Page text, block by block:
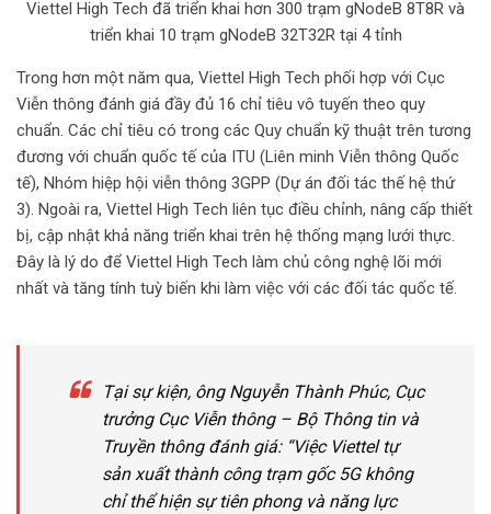
Viettel High Tech đã triển khai hơn 300 trạm gNodeB 8T8R và
triển khai 10 trạm gNodeB 32T32R tại 4 tỉnh
Trong hơn một năm qua, Viettel High Tech phối hợp với Cục
Viễn thông đánh giá đầy đủ 16 chỉ tiêu vô tuyến theo quy
chuẩn. Các chỉ tiêu có trong các Quy chuẩn kỹ thuật trên tương
đương với chuẩn quốc tế của ITU (Liên minh Viễn thông Quốc
tế), Nhóm hiệp hội viễn thông 3GPP (Dự án đối tác thế hệ thứ
3). Ngoài ra, Viettel High Tech liên tục điều chỉnh, nâng cấp thiết
bị, cập nhật khả năng triển khai trên hệ thống mạng lưới thực.
Đây là lý do để Viettel High Tech làm chủ công nghệ lõi mới
nhất và tăng tính tuỳ biến khi làm việc với các đối tác quốc tế.
Tại sự kiện, ông Nguyễn Thành Phúc, Cục
trưởng Cục Viễn thông – Bộ Thông tin và
Truyền thông đánh giá: “Việc Viettel tự
sản xuất thành công trạm gốc 5G không
chỉ thể hiện sự tiên phong và năng lực